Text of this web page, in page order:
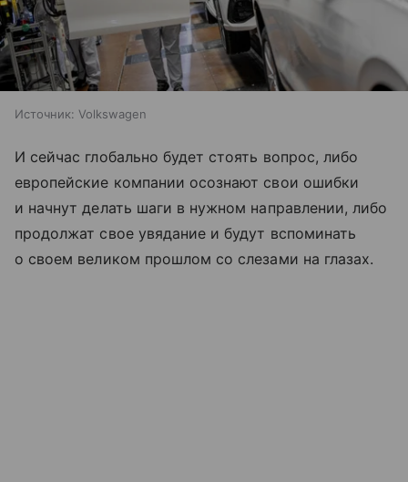
Источник: Volkswagen
И сейчас глобально будет стоять вопрос, либо
европейские компании осознают свои ошибки
и начнут делать шаги в нужном направлении, либо
продолжат свое увядание и будут вспоминать
о своем великом прошлом со слезами на глазах.